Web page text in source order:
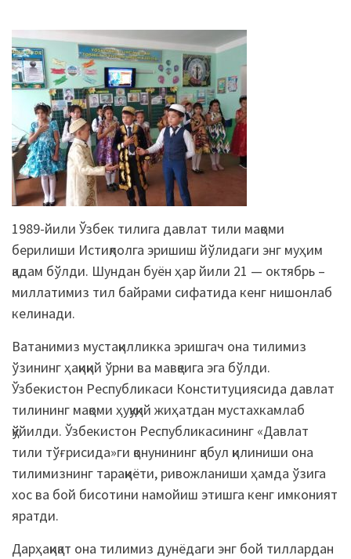
1989-йили Ўзбек тилига давлат тили мақоми
берилиши Истиқлолга эришиш йўлидаги энг муҳим
қадам бўлди. Шундан буён ҳар йили 21 — октябрь –
миллатимиз тил байрами сифатида кенг нишонлаб
келинади.
Ватанимиз мустақилликка эришгач она тилимиз
ўзининг ҳақиқий ўрни ва мавқеига эга бўлди.
Ўзбекистон Республикаси Конституциясида давлат
тилининг мақоми ҳуқуқий жиҳатдан мустахкамлаб
қўйилди. Ўзбекистон Республикасининг «Давлат
тили тўғрисида»ги қонунининг қабул қилиниши она
тилимизнинг тараққиёти, ривожланиши ҳамда ўзига
хос ва бой бисотини намойиш этишга кенг имконият
яратди.
Дарҳақиқат она тилимиз дунёдаги энг бой тиллардан